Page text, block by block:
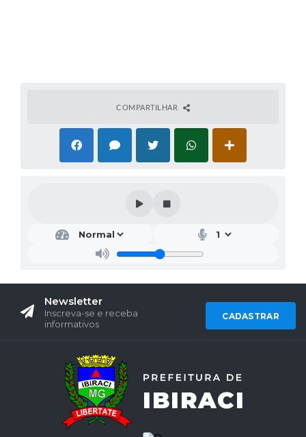
COMPARTILHAR
Newsletter
Inscreva-se e receba
informativos
CADASTRAR